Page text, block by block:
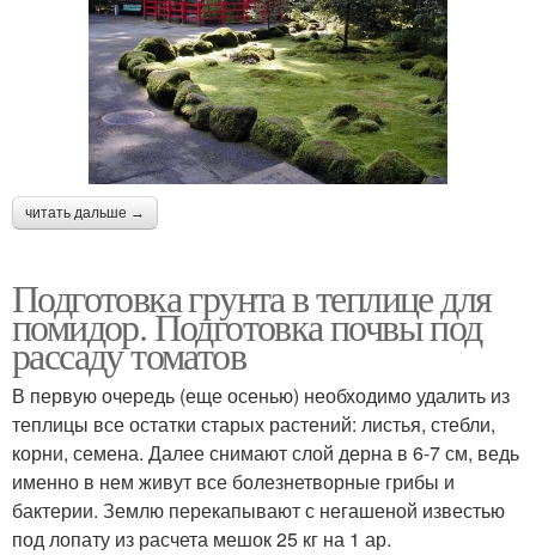
читать дальше →
Подготовка грунта в теплице для
помидор. Подготовка почвы под
рассаду томатов
В первую очередь (еще осенью) необходимо удалить из
теплицы все остатки старых растений: листья, стебли,
корни, семена. Далее снимают слой дерна в 6-7 см, ведь
именно в нем живут все болезнетворные грибы и
бактерии. Землю перекапывают с негашеной известью
под лопату из расчета мешок 25 кг на 1 ар.